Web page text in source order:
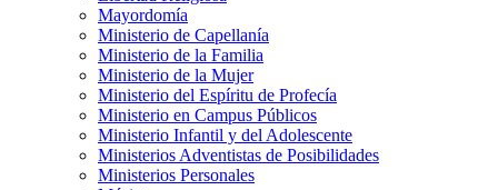
Mayordomía
Ministerio de Capellanía
Ministerio de la Familia
Ministerio de la Mujer
Ministerio del Espíritu de Profecía
Ministerio en Campus Públicos
Ministerio Infantil y del Adolescente
Ministerios Adventistas de Posibilidades
Ministerios Personales